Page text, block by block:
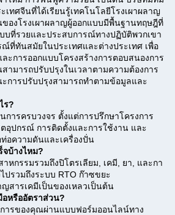
ทศจีนที่ได้เรียนรู้เทคโนโลยีโรงเผาผลาญ
ของโรงเผาผลาญผู้ออกแบบมีพื้นฐานทฤษฎีที่
บที่รวยและประสบการณ์ทางปฏิบัติพวกเขา
ที่ทันสมัยในประเทศและต่างประเทศ เพื่อ
ะการออกแบบโครงสร้างการตอบสนองการ
ามารถปรับปรุงในเวลาตามความต้องการ
การปรับปรุงสามารถทําตามข้อมูลและ
ร?
การครบวงจร ตั้งแต่การปรึกษาโครงการ
อุปกรณ์ การติดตั้งและการใช้งาน และ
อความดันและเครื่องปั่น
บ้างไหม?
หกรรมรวมถึงปิโตรเลียม, เคมี, ยา, และกา
รวมถึงระบบ RTO ก๊าซขยะ
สารเคมีเป็นของเหลวเป็นต้น
หรืออัตราส่วน?
ารของคุณผ่านแบบฟอร์มออนไลน์ทาง